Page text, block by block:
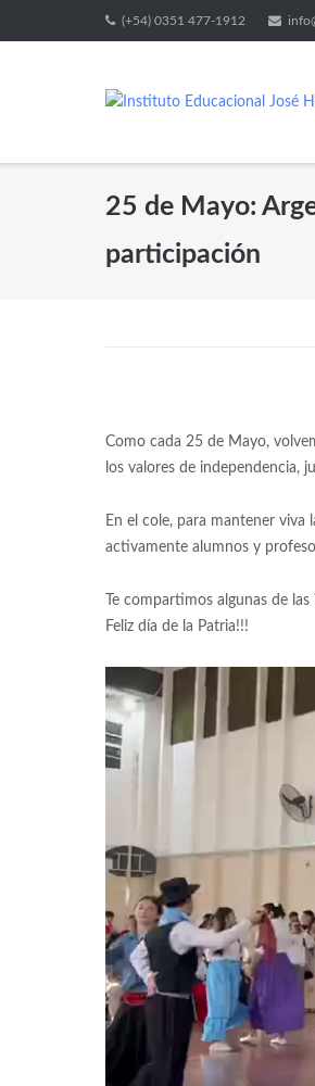
(+54) 0351 477-1912
25 de Mayo:
participación
Como cada 25 de Mayo,
los valores de independencia,
En el cole, para mantener
activamente alumnos y
Te compartimos algunas de
Feliz día de la Patria!!!